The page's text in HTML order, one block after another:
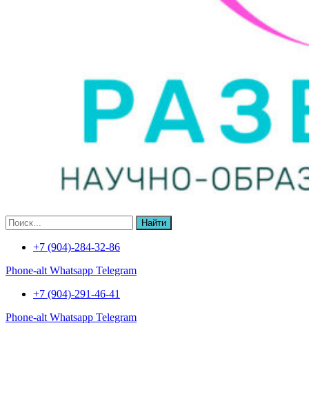
Найти
+7 (904)-284-32-86
Phone-alt Whatsapp Telegram
+7 (904)-291-46-41
Phone-alt Whatsapp Telegram